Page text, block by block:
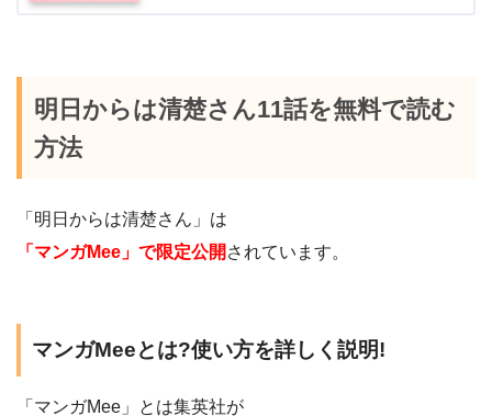
明日からは清楚さん11話を無料で読む
方法
「明日からは清楚さん」は
「マンガMee」で限定公開 されています。
マンガMeeとは?使い方を詳しく説明!
「マンガMee」とは集英社が